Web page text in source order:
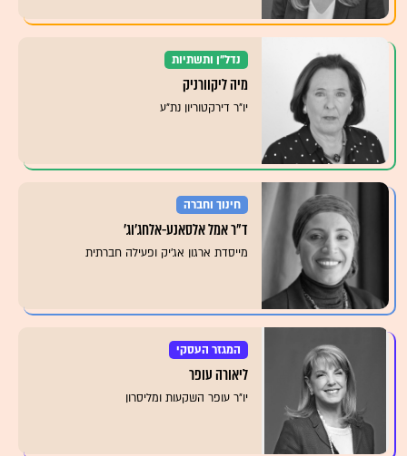
נדל"ן ותשתיות
מיה ליקוורניק
יו"ר דירקטוריון נת"ע
חינוך וחברה
ד"ר אמל אלסאנע-אלחג׳וג׳
מייסדת ארגון אג'יק ופעילה חברתית
המגזר העסקי
ליאורה עופר
יו״ר עופר השקעות ומליסרון